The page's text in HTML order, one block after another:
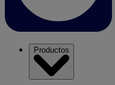
Productos